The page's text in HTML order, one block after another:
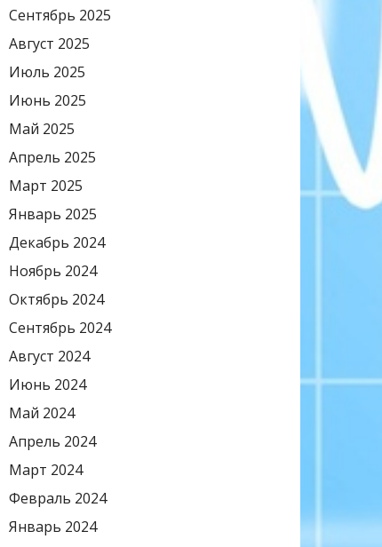
Сентябрь 2025
Август 2025
Июль 2025
Июнь 2025
Май 2025
Апрель 2025
Март 2025
Январь 2025
Декабрь 2024
Ноябрь 2024
Октябрь 2024
Сентябрь 2024
Август 2024
Июнь 2024
Май 2024
Апрель 2024
Март 2024
Февраль 2024
Январь 2024